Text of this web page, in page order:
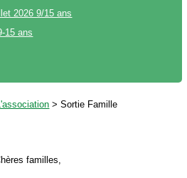
2026 9/15 ans
15 ans
L'association >Sortie Famille
familles,